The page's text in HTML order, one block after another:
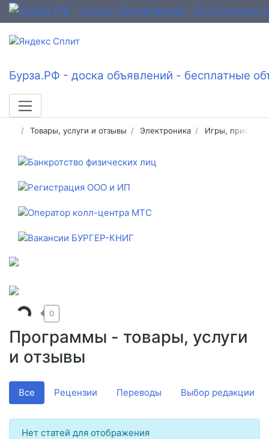
Бурза.РФ - доска объявлений - бесплатные
Товары, услуги и отзывы Электроника Игры,
Программы - товары, услуги
и отзывы
0
Все Рецензии Переводы Выбор редакции
Нет статей для отображения